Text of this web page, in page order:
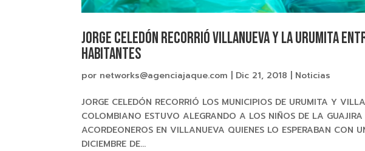
JORGE CELEDÓN recorrió Villanueva y la Urumita
habitantes
por networks@agenciajaque.com | Dic 21, 2018 | Noticias
JORGE CELEDÓN RECORRIÓ LOS MUNICIPIOS DE URUMITA Y
COLOMBIANO ESTUVO ALEGRANDO A LOS NIÑOS DE LA
ACORDEONEROS EN VILLANUEVA QUIENES LO ESPERABAN CON
DICIEMBRE DE...